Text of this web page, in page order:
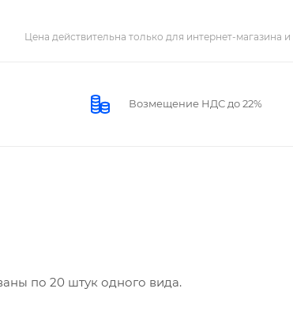
Цена действительна только для интернет-магазина
Возмещение НДС до 22%
по 20 штук одного вида.